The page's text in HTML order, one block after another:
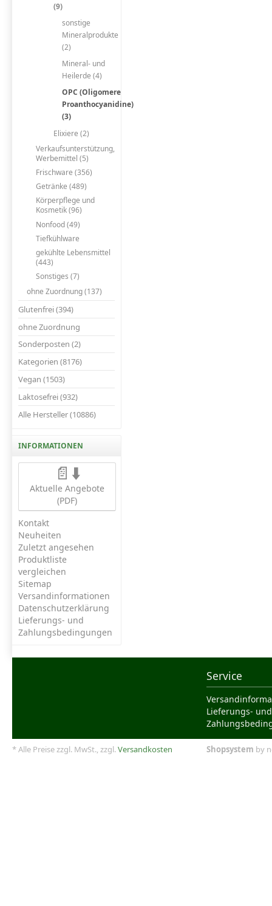
(9)
sonstige
Mineralprodukte
(2)
Mineral- und
Heilerde (4)
OPC (Oligomere
Proanthocyanidine)
(3)
Elixiere (2)
Verkaufsunterstützung,
Werbemittel (5)
Frischware (356)
Getränke (489)
Körperpflege und
Kosmetik (96)
Nonfood (49)
Tiefkühlware
gekühlte Lebensmittel
(443)
Sonstiges (7)
ohne Zuordnung (137)
Glutenfrei (394)
ohne Zuordnung
Sonderposten (2)
Kategorien (8176)
Vegan (1503)
Laktosefrei (932)
Alle Hersteller (10886)
INFORMATIONEN
📄⬇️
Aktuelle Angebote
(PDF)
Kontakt
Neuheiten
Zuletzt angesehen
Produktliste
vergleichen
Sitemap
Versandinformationen
Datenschutzerklärung
Lieferungs- und
Zahlungsbedingungen
Service
Lieferungs- und
* Alle Preise zzgl. MwSt., zzgl.Versandkosten Shopsystem by